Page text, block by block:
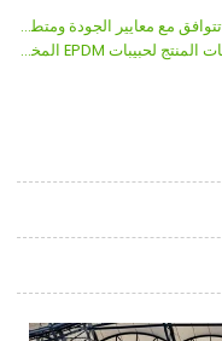
هل حبيبات EPDM المخصصة الخاصة بك تتوافق مع معايير الجودة ومتطلباتنا؟
هل يمكنك تقديم المواصفات الفنية وبيانات المنتج لحبيبات EPDM المخصصة؟